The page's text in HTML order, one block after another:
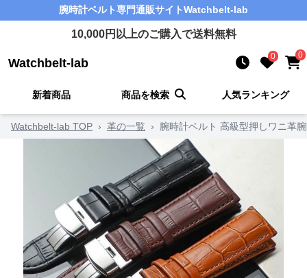
腕時計ベルト専門通販サイトWatchbelt-lab
10,000円以上のご購入で送料無料
Watchbelt-lab 0 0
新着商品 商品を検索 人気ランキング
Watchbelt-lab TOP › 革の一覧 › 腕時計ベルト 高級型押しワニ革